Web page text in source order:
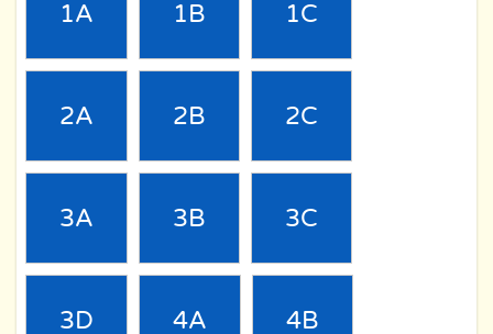
1A 1B 1C
2A 2B 2C
3A 3B 3C
3D 4A 4B